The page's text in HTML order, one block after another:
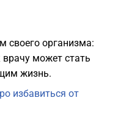
своего организма:
может стать
жизнь.
избавиться от